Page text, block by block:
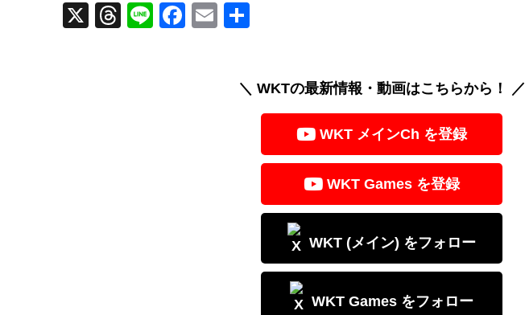
X
T
Li
F
E
＼ WKTの最新情報・動画はこちらから！ ／
WKT メインCh を登録
WKT Games を登録
WKT (メイン) をフォロー
WKT Games をフォロー